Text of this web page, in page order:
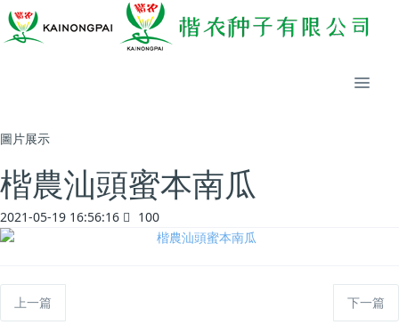
圖片展示
楷農汕頭蜜本南瓜
2021-05-19 16:56:16 100
上一篇 下一篇